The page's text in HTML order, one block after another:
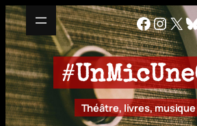
Aller
au
contenu
X
#
Théâtre, livres,